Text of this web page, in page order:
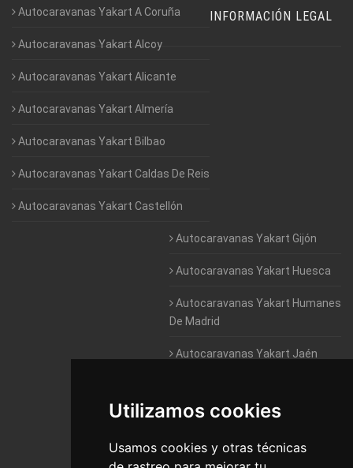
Utilizamos cookies
Usamos cookies y otras técnicas
Autocaravanas Yakart A Coruña
Autocaravanas Yakart Alcoy
Autocaravanas Yakart Alicante
Autocaravanas Yakart Almería
Autocaravanas Yakart Bilbao
Autocaravanas Yakart Caldas De Reis
Autocaravanas Yakart Castellón
Autocaravanas Yakart Gijón
Autocaravanas Yakart Huesca
Autocaravanas Yakart Humanes
De Madrid
Autocaravanas Yakart Jaén
Autocaravanas Yakart Valencia
Autocaravanas Yakart Vitoria
INFORMACIÓN LEGAL